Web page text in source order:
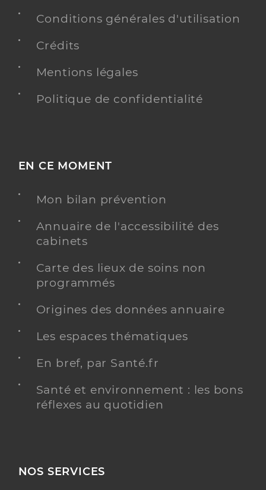
Conditions générales d'utilisation
Crédits
Mentions légales
Politique de confidentialité
EN CE MOMENT
Mon bilan prévention
Annuaire de l'accessibilité des
cabinets
Carte des lieux de soins non
programmés
Origines des données annuaire
Les espaces thématiques
En bref, par Santé.fr
Santé et environnement : les bons
réflexes au quotidien
NOS SERVICES